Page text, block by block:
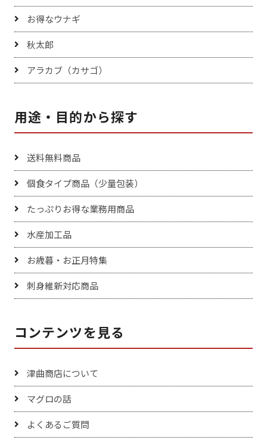
お得なウナギ
秋太郎
アラカブ（カサゴ）
用途・目的から探す
送料無料商品
個食タイプ商品（少量包装）
たっぷりお得な業務用商品
水産加工品
お歳暮・お正月特集
刺身維新対応商品
コンテンツを見る
津曲商店について
マグロの話
よくあるご質問